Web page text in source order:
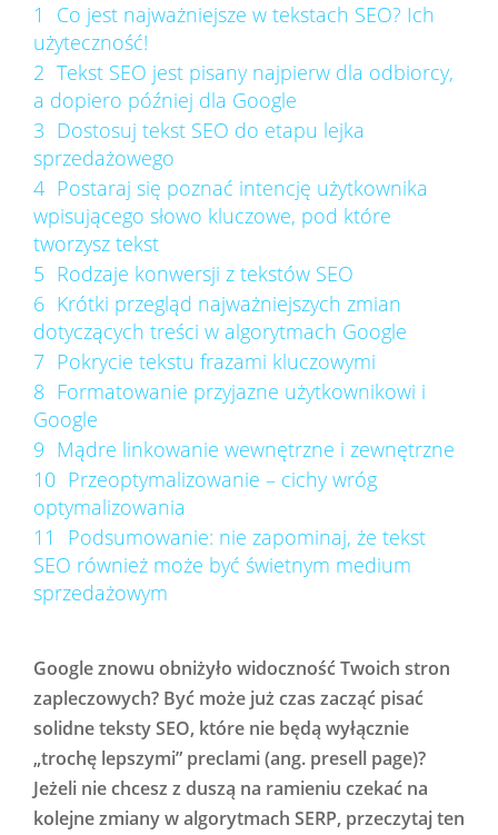
1
Co jest najważniejsze w tekstach SEO? Ich
użyteczność!
2 Tekst SEO jest pisany najpierw dla odbiorcy,
a dopiero później dla Google
3 Dostosuj tekst SEO do etapu lejka
sprzedażowego
4 Postaraj się poznać intencję użytkownika
wpisującego słowo kluczowe, pod które
tworzysz tekst
5 Rodzaje konwersji z tekstów SEO
6 Krótki przegląd najważniejszych zmian
dotyczących treści w algorytmach Google
7 Pokrycie tekstu frazami kluczowymi
8 Formatowanie przyjazne użytkownikowi i
Google
9 Mądre linkowanie wewnętrzne i zewnętrzne
10 Przeoptymalizowanie – cichy wróg
optymalizowania
11
Podsumowanie: nie zapominaj, że tekst
SEO również może być świetnym medium
sprzedażowym
Google znowu obniżyło widoczność Twoich stron
zapleczowych? Być może już czas zacząć pisać
solidne teksty SEO, które nie będą wyłącznie
„trochę lepszymi” preclami (ang. presell page)?
Jeżeli nie chcesz z duszą na ramieniu czekać na
kolejne zmiany w algorytmach SERP, przeczytaj ten